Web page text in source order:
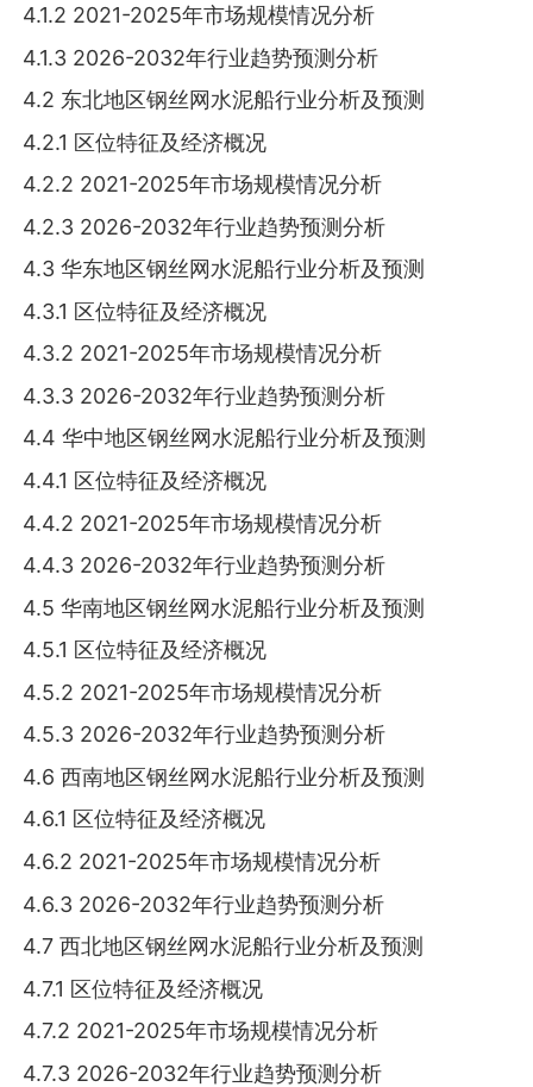
4.1.2 2021-2025年市场规模情况分析
4.1.3 2026-2032年行业趋势预测分析
4.2 东北地区钢丝网水泥船行业分析及预测
4.2.1 区位特征及经济概况
4.2.2 2021-2025年市场规模情况分析
4.2.3 2026-2032年行业趋势预测分析
4.3 华东地区钢丝网水泥船行业分析及预测
4.3.1 区位特征及经济概况
4.3.2 2021-2025年市场规模情况分析
4.3.3 2026-2032年行业趋势预测分析
4.4 华中地区钢丝网水泥船行业分析及预测
4.4.1 区位特征及经济概况
4.4.2 2021-2025年市场规模情况分析
4.4.3 2026-2032年行业趋势预测分析
4.5 华南地区钢丝网水泥船行业分析及预测
4.5.1 区位特征及经济概况
4.5.2 2021-2025年市场规模情况分析
4.5.3 2026-2032年行业趋势预测分析
4.6 西南地区钢丝网水泥船行业分析及预测
4.6.1 区位特征及经济概况
4.6.2 2021-2025年市场规模情况分析
4.6.3 2026-2032年行业趋势预测分析
4.7 西北地区钢丝网水泥船行业分析及预测
4.7.1 区位特征及经济概况
4.7.2 2021-2025年市场规模情况分析
4.7.3 2026-2032年行业趋势预测分析